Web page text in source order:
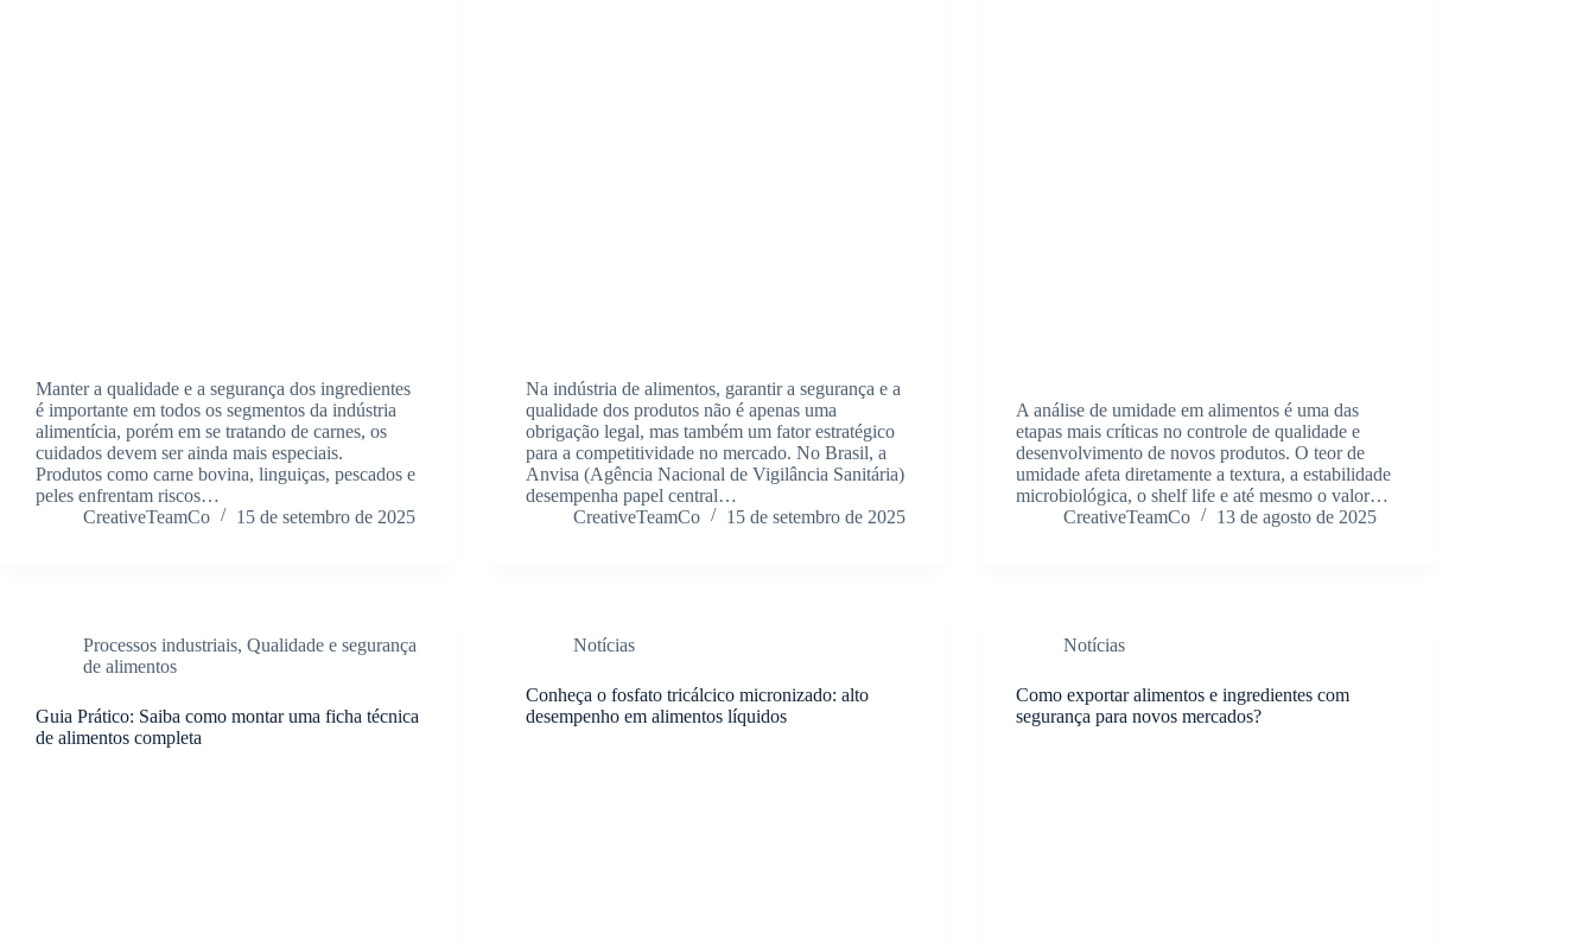
Manter a qualidade e a segurança dos ingredientes
é importante em todos os segmentos da indústria
alimentícia, porém em se tratando de carnes, os
cuidados devem ser ainda mais especiais.
Produtos como carne bovina, linguiças, pescados e
peles enfrentam riscos…
CreativeTeamCo
15 de setembro de 2025
Na indústria de alimentos, garantir a segurança e a
qualidade dos produtos não é apenas uma
obrigação legal, mas também um fator estratégico
para a competitividade no mercado. No Brasil, a
Anvisa (Agência Nacional de Vigilância Sanitária)
desempenha papel central…
CreativeTeamCo
15 de setembro de 2025
A análise de umidade em alimentos é uma das
etapas mais críticas no controle de qualidade e
desenvolvimento de novos produtos. O teor de
umidade afeta diretamente a textura, a estabilidade
microbiológica, o shelf life e até mesmo o valor…
CreativeTeamCo
13 de agosto de 2025
Processos industriais, Qualidade e segurança
de alimentos
Guia Prático: Saiba como montar uma ficha técnica
de alimentos completa
Notícias
Conheça o fosfato tricálcico micronizado: alto
desempenho em alimentos líquidos
Notícias
Como exportar alimentos e ingredientes com
segurança para novos mercados?